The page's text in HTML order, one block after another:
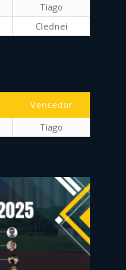
Tiago
Clednei
Vencedor
Tiago